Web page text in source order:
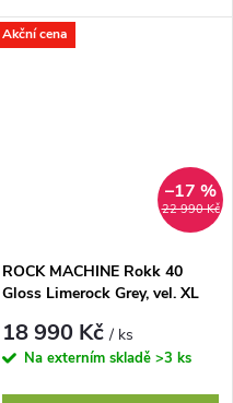
čidla rychlosti jsou za jízdy
průběžně analyzovány pro
Akční cena
22 990 Kč
–17 %
ROCK MACHINE Rokk 40
Gloss Limerock Grey, vel. XL
18 990 Kč/ ks
Na externím skladě >3 ks